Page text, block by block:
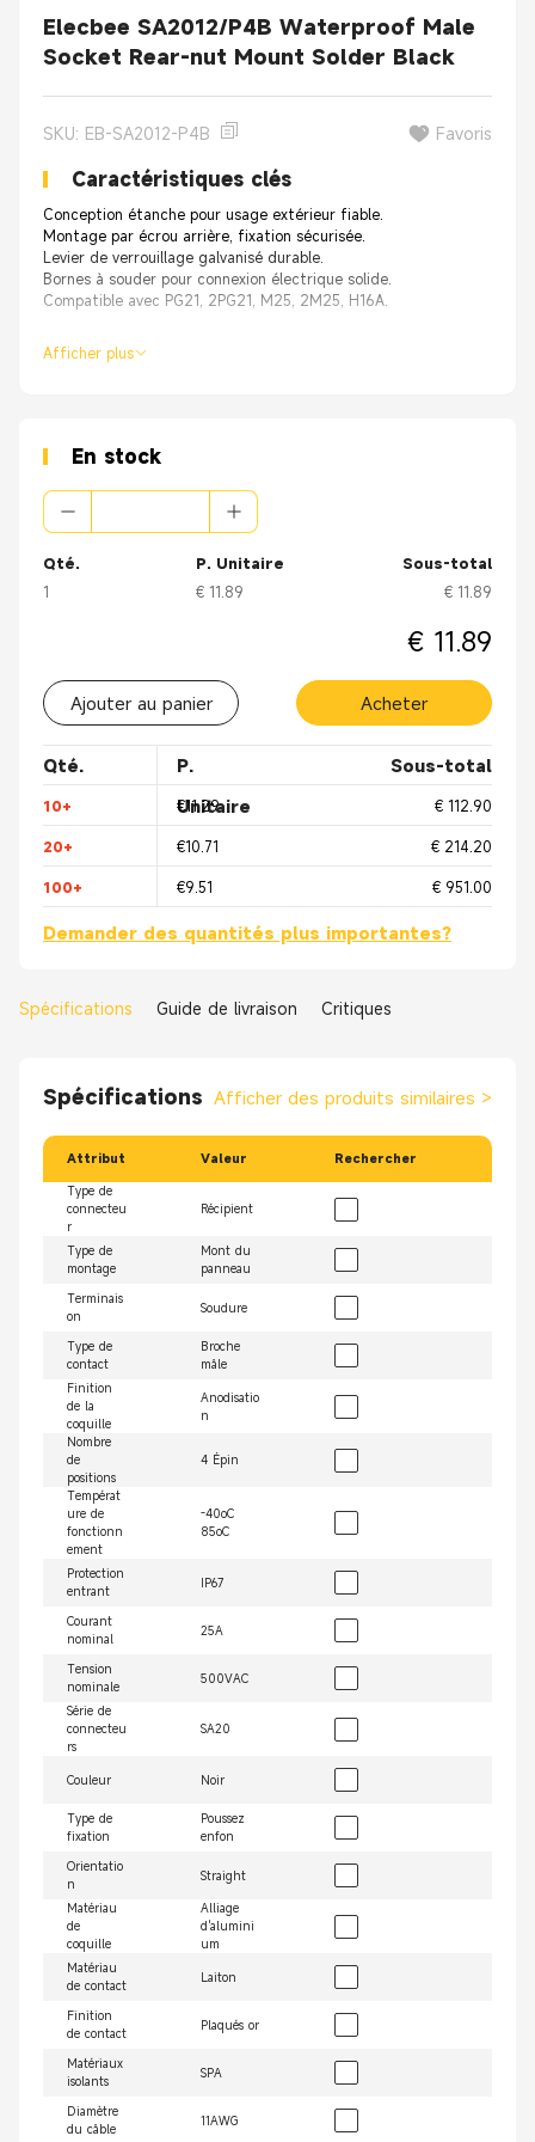
Elecbee SA2012/P4B Waterproof Male
Socket Rear-nut Mount Solder Black
SKU: EB-SA2012-P4B Favoris
Caractéristiques clés
Conception étanche pour usage extérieur fiable.
Montage par écrou arrière, fixation sécurisée.
Levier de verrouillage galvanisé durable.
Bornes à souder pour connexion électrique solide.
Compatible avec PG21, 2PG21, M25, 2M25, H16A.
Afficher plus
En stock
Qté.
1
P. Unitaire
€ 11.89
Sous-total
€ 11.89
€ 11.89
Ajouter au panier Acheter
Qté.
P.
Unitaire
Sous-total
10+ €11.29 € 112.90
20+ €10.71 € 214.20
100+ €9.51 € 951.00
Demander des quantités plus importantes?
Spécifications Guide de livraison Critiques
Spécifications Afficher des produits similaires >
Attribut Valeur Rechercher
Type de
connecteu
r
Récipient
Type de
montage
Mont du
panneau
Terminais
on
Soudure
Type de
contact
Broche
mâle
Finition
de la
coquille
Anodisatio
n
Nombre
de
positions
4 Épin
Températ
ure de
fonctionn
ement
-40oC
85oC
Protection
entrant
IP67
Courant
nominal
25A
Tension
nominale
500VAC
Série de
connecteu
rs
SA20
Couleur Noir
Type de
fixation
Poussez
enfon
Orientatio
n
Straight
Matériau
de
coquille
Alliage
d'alumini
um
Matériau
de contact
Laiton
Finition
de contact
Plaqués or
Matériaux
isolants
SPA
Diamètre
du câble
11AWG